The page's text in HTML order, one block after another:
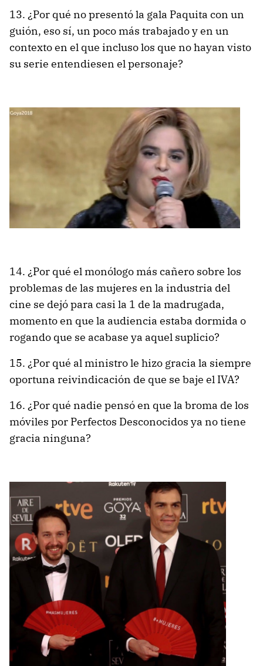
13. ¿Por qué no presentó la gala Paquita con un
guión, eso sí, un poco más trabajado y en un
contexto en el que incluso los que no hayan visto
su serie entendiesen el personaje?
14. ¿Por qué el monólogo más cañero sobre los
problemas de las mujeres en la industria del
cine se dejó para casi la 1 de la madrugada,
momento en que la audiencia estaba dormida o
rogando que se acabase ya aquel suplicio?
15. ¿Por qué al ministro le hizo gracia la siempre
oportuna reivindicación de que se baje el IVA?
16. ¿Por qué nadie pensó en que la broma de los
móviles por Perfectos Desconocidos ya no tiene
gracia ninguna?